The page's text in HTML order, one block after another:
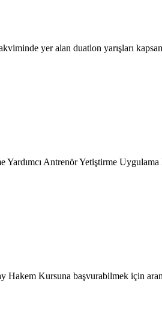
yer alan duatlon yarışları
Antrenör Yetiştirme
Hakem Kursuna başvurabilmek için